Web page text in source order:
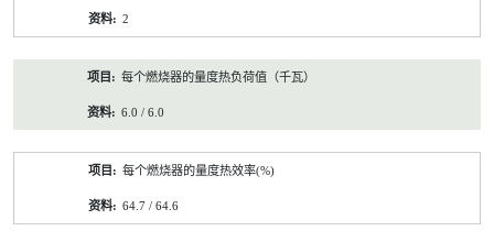
2
每个燃烧器的量度热负荷值（千瓦）
6.0 / 6.0
每个燃烧器的量度热效率(%)
64.7 / 64.6